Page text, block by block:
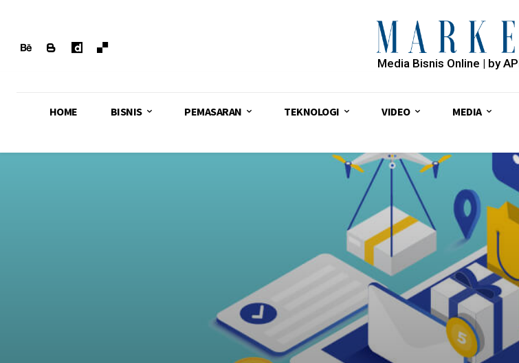
Media Bisnis Online | by
HOME BISNIS PEMASARAN TEKNOLOGI VIDEO MEDIA